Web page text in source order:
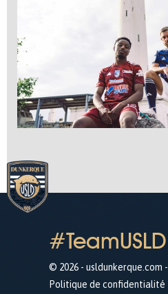
#TeamUSLD
© 2026 - usldunkerque.com -
Politique de confidentialité